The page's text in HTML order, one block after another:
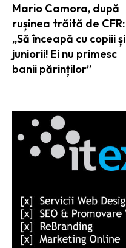
Mario Camora, după
rușinea trăită de CFR:
„Să înceapă cu copiii și
juniorii! Ei nu primesc
banii părinților”